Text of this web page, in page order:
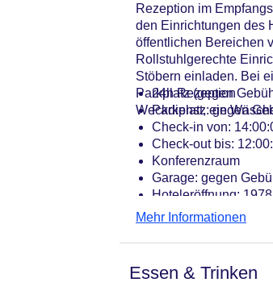
Rezeption im
den Einrichtungen des
öffentlichen Bereichen
Rollstuhlgerechte
Stöbern einladen. Bei
Parkplatz (gegen
Weckdienst, ein
24h Rezeption
Parkplatz: gegen
Check-in von:
Check-out bis:
Konferenzraum
Garage: gegen
Hoteleröffnung: 1978
Hotelsafe
Letzte umfassende
Anzahl der Aufzüge: 2
Mehr Informationen
Essen & Trinken